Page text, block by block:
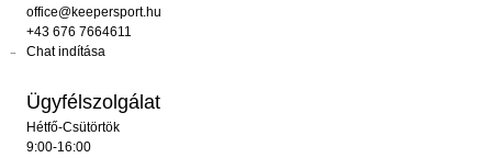
office@keepersport.hu
+43 676 7664611
Chat indítása
Ügyfélszolgálat
Hétfő-Csütörtök
9:00-16:00